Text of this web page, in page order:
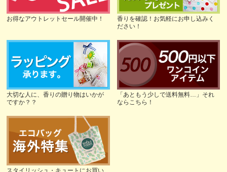
お得なアウトレットセール開催中！
香りを確認！お気軽にお申し込みく
ださい！
大切な人に、香りの贈り物はいかが
ですか？？
「あともう少しで送料無料…」それ
ならこちら！